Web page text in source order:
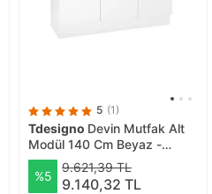
5 (1)
Tdesigno Devin Mutfak Alt
Modül 140 Cm Beyaz -
Tezgah Dahil
%5
9.621,39 TL
9.140,32 TL